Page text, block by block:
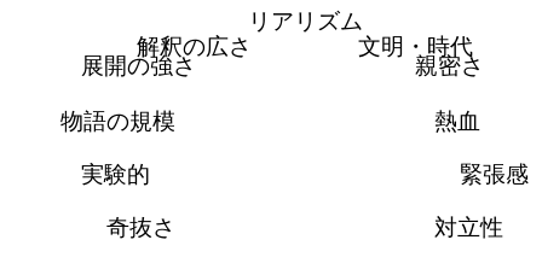
リアリズム
文明・時代
親密さ
熱血
緊張感
対立性
奇抜さ
実験的
物語の規模
展開の強さ
解釈の広さ